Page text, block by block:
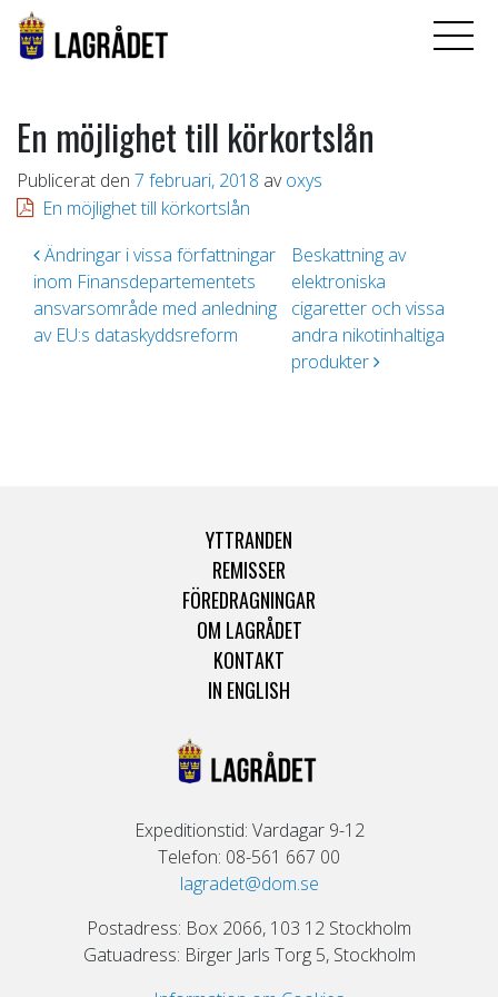
En möjlighet till körkortslån
Publicerat den 7 februari, 2018 av oxys
En möjlighet till körkortslån
Inläggsnavigering
Ändringar i vissa författningar
inom Finansdepartementets
ansvarsområde med anledning
av EU:s dataskyddsreform
Beskattning av
elektroniska
cigaretter och vissa
andra nikotinhaltiga
produkter
YTTRANDEN
REMISSER
FÖREDRAGNINGAR
OM LAGRÅDET
KONTAKT
IN ENGLISH
Expeditionstid: Vardagar 9-12
Telefon: 08-561 667 00
lagradet@dom.se
Postadress: Box 2066, 103 12 Stockholm
Gatuadress: Birger Jarls Torg 5, Stockholm